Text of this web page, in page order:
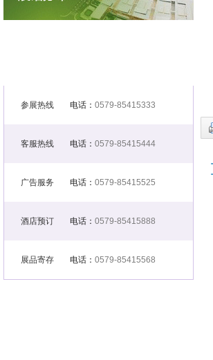
参展热线 电话： 0579-85415333
客服热线 电话： 0579-85415444
广告服务 电话： 0579-85415525
酒店预订 电话： 0579-85415888
展品寄存 电话： 0579-85415568